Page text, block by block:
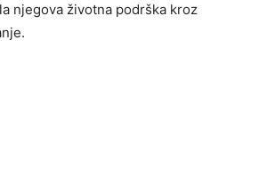
njegova životna podrška kroz